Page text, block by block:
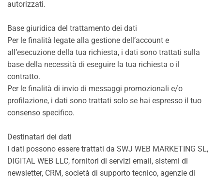
autorizzati.
Base giuridica del trattamento dei dati
Per le finalità legate alla gestione dell’account e
all’esecuzione della tua richiesta, i dati sono trattati sulla
base della necessità di eseguire la tua richiesta o il
contratto.
Per le finalità di invio di messaggi promozionali e/o
profilazione, i dati sono trattati solo se hai espresso il tuo
consenso specifico.
Destinatari dei dati
I dati possono essere trattati da SWJ WEB MARKETING SL,
DIGITAL WEB LLC, fornitori di servizi email, sistemi di
newsletter, CRM, società di supporto tecnico, agenzie di